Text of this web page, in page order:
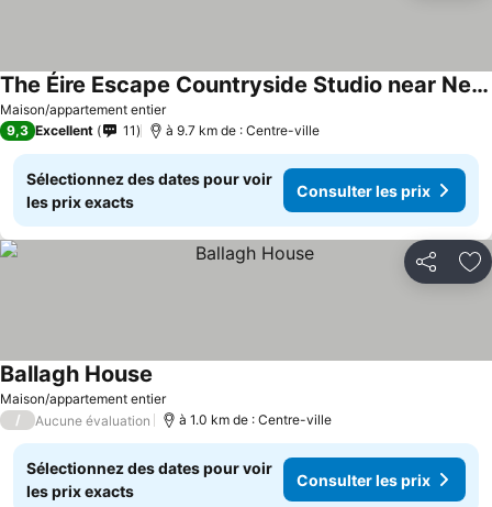
Maison/appartement entier
The Éire Escape Countryside Studio near Newgrange & Dublin
9,3 Excellent 11 à 9.7 km de : Centre-ville
Sélectionnez des dates pour voir
les prix exacts
Consulter les prix
Partager
Maison/appartement entier
Ballagh House
/ Aucune évaluation à 1.0 km de : Centre-ville
Sélectionnez des dates pour voir
les prix exacts
Consulter les prix